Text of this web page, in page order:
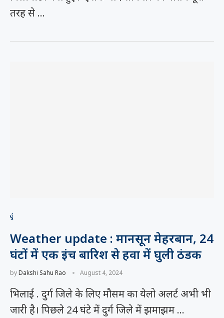
तरह से …
दुर्ग
Weather update : मानसून मेहरबान, 24
घंटों में एक इंच बारिश से हवा में घुली ठंडक
byDakshi Sahu Rao August 4, 2024
भिलाई . दुर्ग जिले के लिए मौसम का येलो अलर्ट अभी भी
जारी है। पिछले 24 घंटे में दुर्ग जिले में झमाझम …